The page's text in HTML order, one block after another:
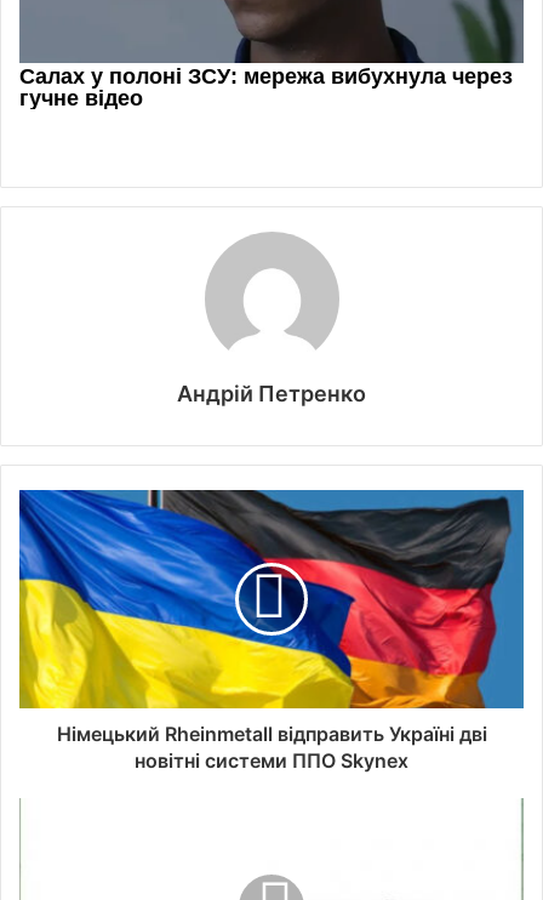
Андрій Петренко
Німецький Rheinmetall відправить Україні дві
новітні системи ППО Skynex